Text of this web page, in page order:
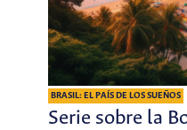
BRASIL: EL PAÍS DE LOS SUEÑOS
Serie sobre la